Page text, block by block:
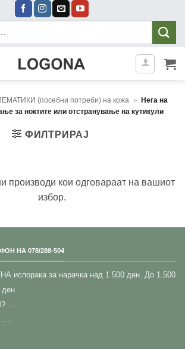
(посебни потреби) на кожа »
Нега на
за ноктите или отстранување на кутикули
ФИЛТРИРАЈ
производи кои одговараат на вашиот
избор.
НА 078/288-504
испорака за нарачка над 1.500 ден. До 1.500